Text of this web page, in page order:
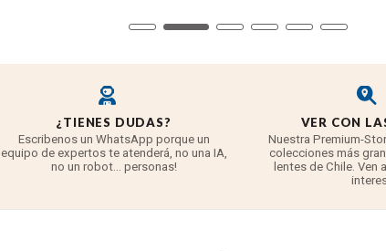
¿TIENES DUDAS?
Escribenos un WhatsApp porque un
equipo de expertos te atenderá, no una IA,
no un robot... personas!
VER CON
Nuestra Premium-
colecciones más
lentes de Chile. Ven